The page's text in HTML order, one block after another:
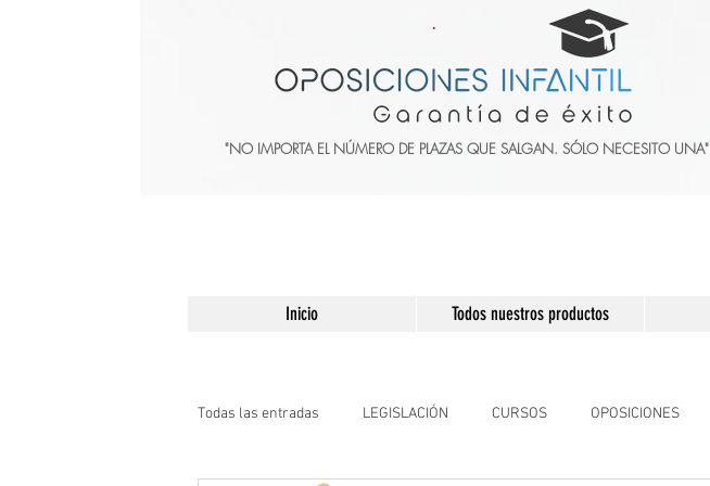
"NO IMPORTA EL NÚMERO DE PLAZAS QUE SALGAN. SÓLO NECESITO UNA"
Inicio Todos nuestros productos
Todas las entradas LEGISLACIÓN CURSOS OPOSICIONES